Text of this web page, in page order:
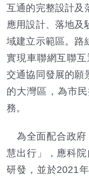
互通的完整設計及
應用設計、落地及
域建立示範區。路
實現車聯網互聯
交通協同發展的願
的大灣區，為市
務。
為全面配合政府
慧出行」，應科
研發，並於2021